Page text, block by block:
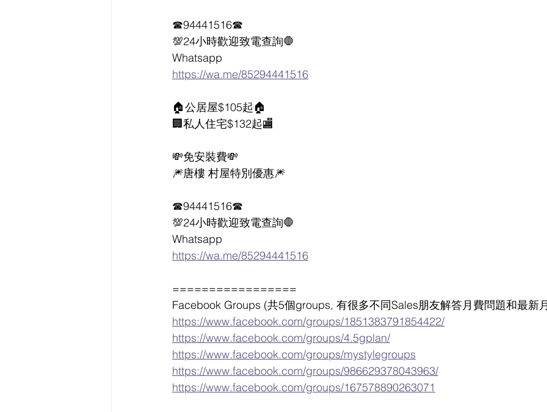
☎94441516☎
💯24小時歡迎致電查詢🛑
Whatsapp
https://wa.me/85294441516
🏠公居屋$105起🏠
🏢私人住宅$132起🏬
💸免安裝費💸
🎆唐樓 村屋特別優惠🎆
☎94441516☎
💯24小時歡迎致電查詢🛑
Whatsapp
https://wa.me/85294441516
=================
Facebook Groups (共5個groups, 有很多不同Sales朋友解答月費問題和最新
https://www.facebook.com/groups/1851383791854422/
https://www.facebook.com/groups/4.5gplan/
https://www.facebook.com/groups/mystylegroups
https://www.facebook.com/groups/986629378043963/
https://www.facebook.com/groups/167578890263071